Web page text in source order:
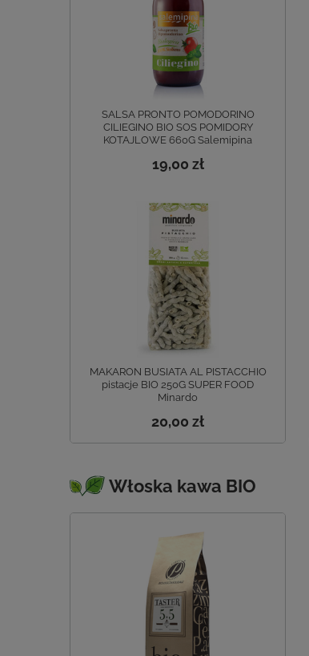
SALSA PRONTO POMODORINO
CILIEGINO BIO SOS POMIDORY
KOTAJLOWE 660G Salemipina
19,00 zł
MAKARON BUSIATA AL PISTACCHIO
pistacje BIO 250G SUPER FOOD
Minardo
20,00 zł
Włoska kawa BIO